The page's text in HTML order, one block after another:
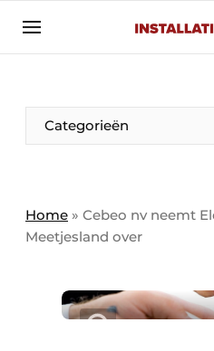
Aanmelden
Banner overzicht
BedrijvenAanmelden
Contact
Evenement aanmelden
Meest gelezen
Categorieën
Panelgesprek
Home » Cebeo nv neemt
Meetjesland over